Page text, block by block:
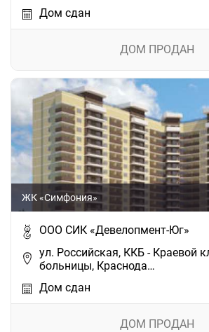
Дом сдан
ДОМ ПРОДАН
ЖК «Симфония»
ООО СИК «Девелопмент-Юг»
ул. Российская, ККБ - Краевой
больницы, Краснода…
Дом сдан
ДОМ ПРОДАН